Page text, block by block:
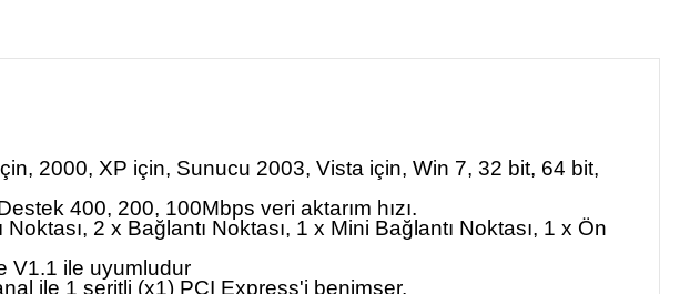
2000, XP için, Sunucu 2003, Vista için, Win 7, 32 bit, 64 bit,
400, 200, 100Mbps veri aktarım hızı.
2 x Bağlantı Noktası, 1 x Mini Bağlantı Noktası, 1 x Ön
V1.1 ile uyumludur
ile 1 şeritli (x1) PCI Express'i benimser.